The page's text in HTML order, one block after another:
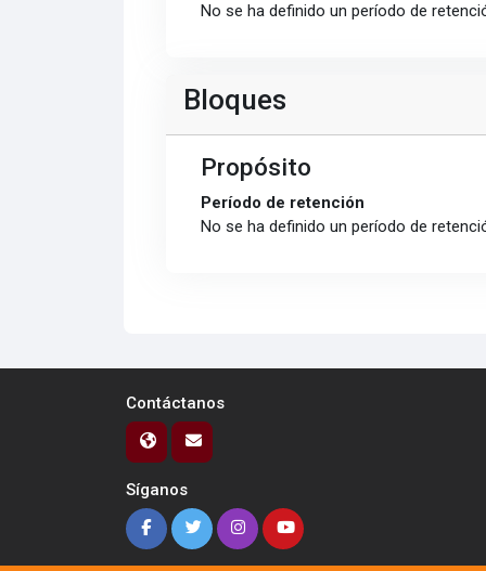
No se ha definido un período de
Bloques
Propósito
Período de retención
No se ha definido un período de
Contáctanos
Síganos